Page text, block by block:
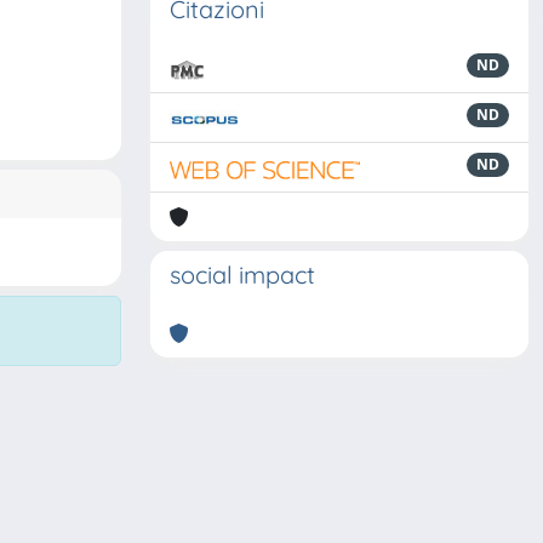
Citazioni
ND
ND
ND
social impact